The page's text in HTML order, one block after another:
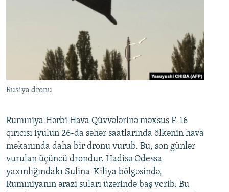
Rusiya dronu
Rumıniya Hərbi Hava Qüvvələrinə məxsus F-16
qırıcısı iyulun 26-da səhər saatlarında ölkənin hava
məkanında daha bir dronu vurub. Bu, son günlər
vurulan üçüncü drondur. Hadisə Odessa
yaxınlığındakı Sulina-Kiliya bölgəsində,
Rumıniyanın ərazi suları üzərində baş verib. Bu